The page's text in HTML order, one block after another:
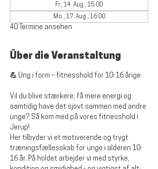
Fr., 14. Aug., 15:00
Mo., 17. Aug., 16:00
40 Termine ansehen
Über die Veranstaltung
💪 Ung i form – fitnesshold for 10-16 årige
Vil du blive stærkere, få mere energi og
samtidig have det sjovt sammen med andre
unge? Så kom med på vores fitnesshold i
Jerup!
Her tilbyder vi et motiverende og trygt
træningsfællesskab for unge i alderen 10-
16 år. På holdet arbejder vi med styrke,